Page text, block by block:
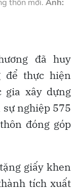
thôn mới. Ảnh:
đã huy
để thực hiện
gia xây dựng
nghiệp 575
đóng góp
giấy khen
tích xuất